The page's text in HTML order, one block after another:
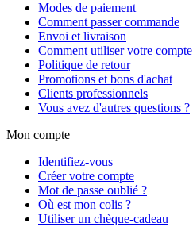
Modes de paiement
Comment passer commande
Envoi et livraison
Comment utiliser votre compte
Politique de retour
Promotions et bons d'achat
Clients professionnels
Vous avez d'autres questions ?
Mon compte
Identifiez-vous
Créer votre compte
Mot de passe oublié ?
Où est mon colis ?
Utiliser un chèque-cadeau